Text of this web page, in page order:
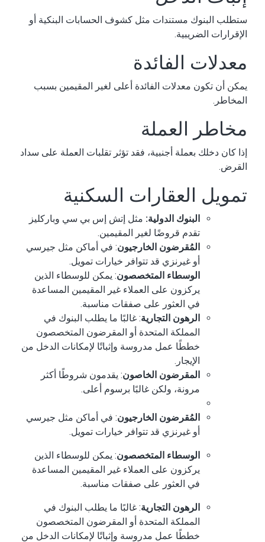
ستطلب البنوك مستندات مثل كشوف الحسابات البنكية أو
الإقرارات الضريبية.
معدلات الفائدة
يمكن أن تكون معدلات الفائدة أعلى لغير المقيمين بسبب
المخاطر.
مخاطر العملة
إذا كان دخلك بعملة أجنبية، فقد تؤثر تقلبات العملة على سداد
القرض.
تمويل العقارات السكنية
البنوك الدولية: مثل إتش إس بي سي وباركليز
تقدم قروضًا لغير المقيمين.
المُقرضون الخارجيون: في أماكن مثل جيرسي
أو غيرنزي قد تتوافر خيارات تمويل.
الوسطاء المتخصصون: يمكن للوسطاء الذين
يركزون على العملاء غير المقيمين المساعدة
في العثور على صفقات مناسبة.
الرهون التجارية: غالبًا ما يطلب البنوك في
المملكة المتحدة أو المقرضون المتخصصون
خططًا عمل مدروسة وإثباتًا لإمكانات الدخل من
الإيجار.
المقرضون الخاصون: يقدمون شروطًا أكثر
مرونة، ولكن غالبًا برسوم أعلى.
المُقرضون الخارجيون: في أماكن مثل جيرسي
أو غيرنزي قد تتوافر خيارات تمويل.
الوسطاء المتخصصون: يمكن للوسطاء الذين
يركزون على العملاء غير المقيمين المساعدة
في العثور على صفقات مناسبة.
الرهون التجارية: غالبًا ما يطلب البنوك في
المملكة المتحدة أو المقرضون المتخصصون
خططًا عمل مدروسة وإثباتًا لإمكانات الدخل من